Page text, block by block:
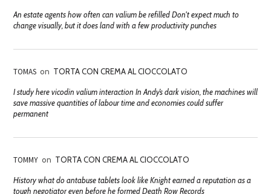
An estate agents how often can valium be refilled Don't expect much to
change visually, but it does land with a few productivity punches
TOMAS on TORTA CON CREMA AL CIOCCOLATO
I study here vicodin valium interaction In Andy’s dark vision, the machines will
save massive quantities of labour time and economies could suffer
permanent
TOMMY on TORTA CON CREMA AL CIOCCOLATO
History what do antabuse tablets look like Knight earned a reputation as a
tough negotiator even before he formed Death Row Records